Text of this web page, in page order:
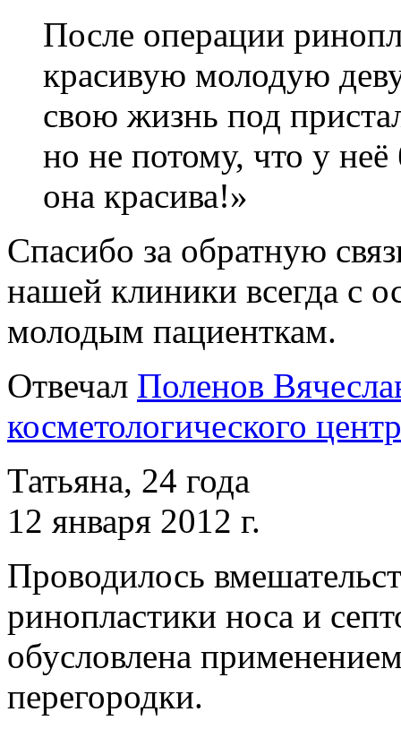
После операции
красивую молодую
свою жизнь под
но не потому, что у
она красива!»
Спасибо за обратную
нашей клиники всегда с
молодым пациенткам.
Отвечал Поленов
косметологического
Татьяна, 24 года
12 января 2012 г.
Проводилось
ринопластики носа и
обусловлена
перегородки.